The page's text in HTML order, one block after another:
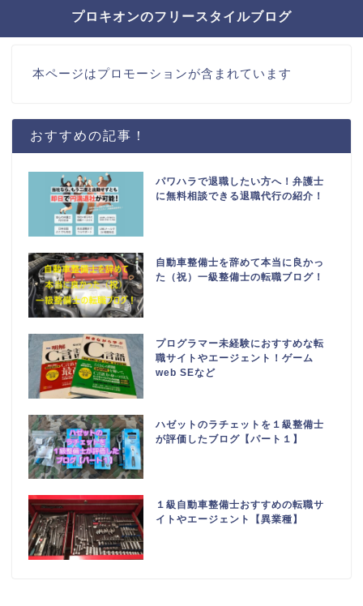
プロキオンのフリースタイルブログ
本ページはプロモーションが含まれています
おすすめの記事！
パワハラで退職したい方へ！弁護士
に無料相談できる退職代行の紹介！
自動車整備士を辞めて本当に良かっ
た（祝）一級整備士の転職ブログ！
プログラマー未経験におすすめな転
職サイトやエージェント！ゲーム
web SEなど
ハゼットのラチェットを１級整備士
が評価したブログ【パート１】
１級自動車整備士おすすめの転職サ
イトやエージェント【異業種】